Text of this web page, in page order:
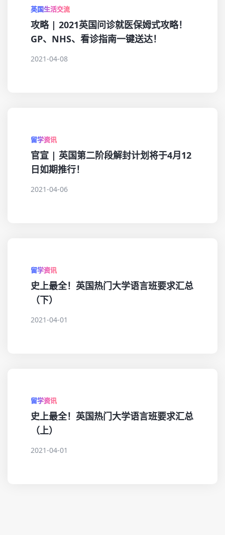
英国生活交流
攻略 | 2021英国问诊就医保姆式攻略！
GP、NHS、看诊指南一键送达！
2021-04-08
留学资讯
官宣 | 英国第二阶段解封计划将于4月12
日如期推行！
2021-04-06
留学资讯
史上最全！英国热门大学语言班要求汇总
（下）
2021-04-01
留学资讯
史上最全！英国热门大学语言班要求汇总
（上）
2021-04-01